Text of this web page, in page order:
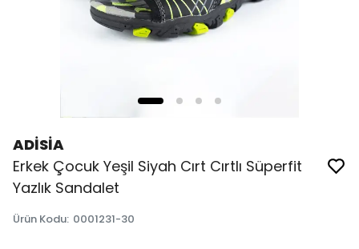
ADİSİA
Erkek Çocuk Yeşil Siyah Cırt Cırtlı Süperfit
Yazlık Sandalet
Ürün Kodu: 0001231-30